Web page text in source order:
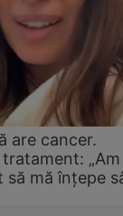
are cancer.
mă înțepe